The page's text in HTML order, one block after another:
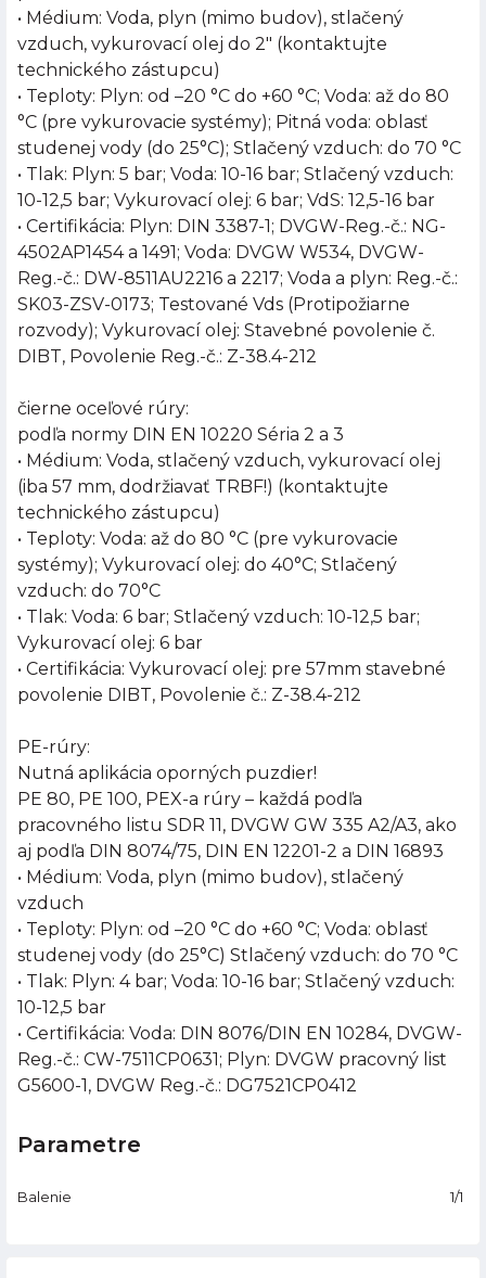
• Médium: Voda, plyn (mimo budov), stlačený
vzduch, vykurovací olej do 2" (kontaktujte
technického zástupcu)
• Teploty: Plyn: od –20 °C do +60 °C; Voda: až do 80
°C (pre vykurovacie systémy); Pitná voda: oblasť
studenej vody (do 25°C); Stlačený vzduch: do 70 °C
• Tlak: Plyn: 5 bar; Voda: 10-16 bar; Stlačený vzduch:
10-12,5 bar; Vykurovací olej: 6 bar; VdS: 12,5-16 bar
• Certifikácia: Plyn: DIN 3387-1; DVGW-Reg.-č.: NG-
4502AP1454 a 1491; Voda: DVGW W534, DVGW-
Reg.-č.: DW-8511AU2216 a 2217; Voda a plyn: Reg.-č.:
SK03-ZSV-0173; Testované Vds (Protipožiarne
rozvody); Vykurovací olej: Stavebné povolenie č.
DIBT, Povolenie Reg.-č.: Z-38.4-212
čierne oceľové rúry:
podľa normy DIN EN 10220 Séria 2 a 3
• Médium: Voda, stlačený vzduch, vykurovací olej
(iba 57 mm, dodržiavať TRBF!) (kontaktujte
technického zástupcu)
• Teploty: Voda: až do 80 °C (pre vykurovacie
systémy); Vykurovací olej: do 40°C; Stlačený
vzduch: do 70°C
• Tlak: Voda: 6 bar; Stlačený vzduch: 10-12,5 bar;
Vykurovací olej: 6 bar
• Certifikácia: Vykurovací olej: pre 57mm stavebné
povolenie DIBT, Povolenie č.: Z-38.4-212
PE-rúry:
Nutná aplikácia oporných puzdier!
PE 80, PE 100, PEX-a rúry – každá podľa
pracovného listu SDR 11, DVGW GW 335 A2/A3, ako
aj podľa DIN 8074/75, DIN EN 12201-2 a DIN 16893
• Médium: Voda, plyn (mimo budov), stlačený
vzduch
• Teploty: Plyn: od –20 °C do +60 °C; Voda: oblasť
studenej vody (do 25°C) Stlačený vzduch: do 70 °C
• Tlak: Plyn: 4 bar; Voda: 10-16 bar; Stlačený vzduch:
10-12,5 bar
• Certifikácia: Voda: DIN 8076/DIN EN 10284, DVGW-
Reg.-č.: CW-7511CP0631; Plyn: DVGW pracovný list
G5600-1, DVGW Reg.-č.: DG7521CP0412
Parametre
Balenie 1/1